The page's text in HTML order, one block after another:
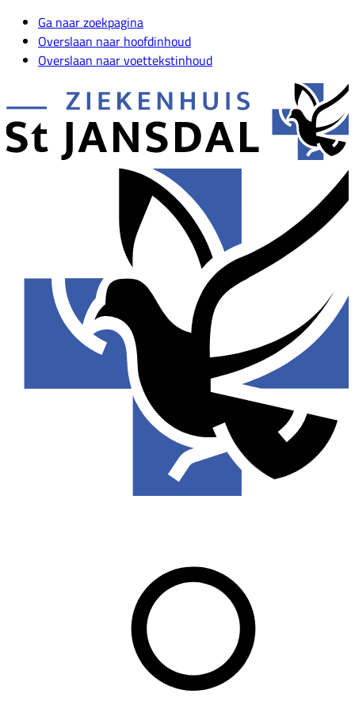
Ga naar zoekpagina
Overslaan naar hoofdinhoud
Overslaan naar voettekstinhoud